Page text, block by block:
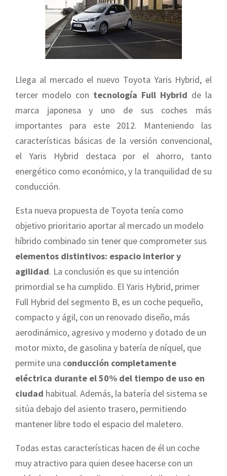
Llega al mercado el nuevo Toyota Yaris Hybrid, el
tercer modelo con tecnología Full Hybrid de la
marca japonesa y uno de sus coches más
importantes para este 2012. Manteniendo las
características básicas de la versión convencional,
el Yaris Hybrid destaca por el ahorro, tanto
energético como económico, y la tranquilidad de su
conducción.
Esta nueva propuesta de Toyota tenía como
objetivo prioritario aportar al mercado un modelo
híbrido combinado sin tener que comprometer sus
elementos distintivos: espacio interior y
agilidad. La conclusión es que su intención
primordial se ha cumplido. El Yaris Hybrid, primer
Full Hybrid del segmento B, es un coche pequeño,
compacto y ágil, con un renovado diseño, más
aerodinámico, agresivo y moderno y dotado de un
motor mixto, de gasolina y batería de níquel, que
permite una conducción completamente
eléctrica durante el 50% del tiempo de uso en
ciudad habitual. Además, la batería del sistema se
sitúa debajo del asiento trasero, permitiendo
mantener libre todo el espacio del maletero.
Todas estas características hacen de él un coche
muy atractivo para quien desee hacerse con un